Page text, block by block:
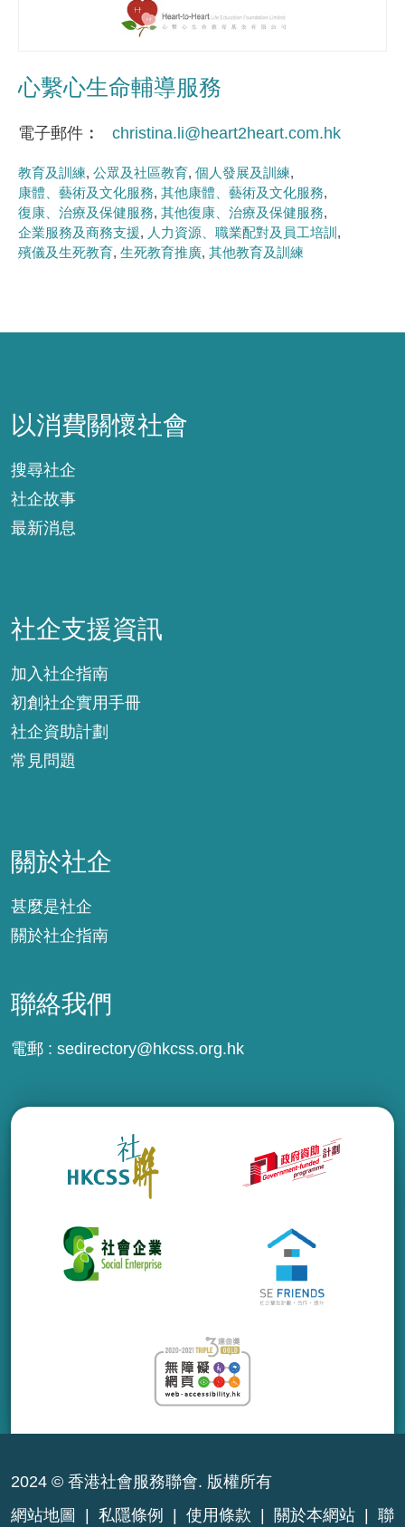
心繫心生命輔導服務
電子郵件 christina.li@heart2heart.com.hk
教育及訓練 公眾及社區教育 個人發展及訓練
康體、藝術及文化服務 其他康體、藝術及文化服務
復康、治療及保健服務 其他復康、治療及保健服務
企業服務及商務支援
人力資源、職業配對及員工培訓
殯儀及生死教育 生死教育推廣 其他教育及訓練
以消費關懷社會
搜尋社企
社企故事
最新消息
社企支援資訊
加入社企指南
初創社企實用手冊
社企資助計劃
常見問題
關於社企
甚麼是社企
關於社企指南
聯絡我們
電郵 : sedirectory@hkcss.org.hk
2024 © 香港社會服務聯會. 版權所有
網站地圖
私隱條例 使用條款 關於本網站 聯